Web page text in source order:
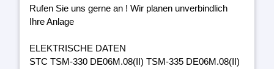
Rufen Sie uns gerne an ! Wir planen unverbindlich
Ihre Anlage
ELEKTRISCHE DATEN
STC TSM-330 DE06M.08(II) TSM-335 DE06M.08(II)